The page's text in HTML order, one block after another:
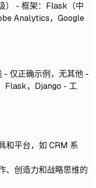
） - 框架：Flask（中
Analytics，Google
- 仅正确示例，无其他 -
Flask，Django - 工
和平台，如 CRM 系
、创造力和战略思维的